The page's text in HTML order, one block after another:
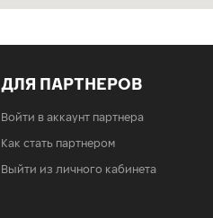
ДЛЯ ПАРТНЕРОВ
Войти в аккаунт партнера
Как стать партнером
Выйти из личного кабинета